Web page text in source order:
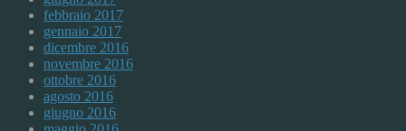
febbraio 2017
gennaio 2017
dicembre 2016
novembre 2016
ottobre 2016
agosto 2016
giugno 2016